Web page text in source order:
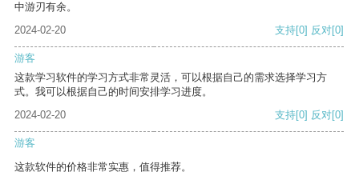
中游刃有余。
2024-02-20
支持[0] 反对[0]
游客
这款学习软件的学习方式非常灵活，可以根据自己的需求选择学习方
式。我可以根据自己的时间安排学习进度。
2024-02-20
支持[0] 反对[0]
游客
这款软件的价格非常实惠，值得推荐。